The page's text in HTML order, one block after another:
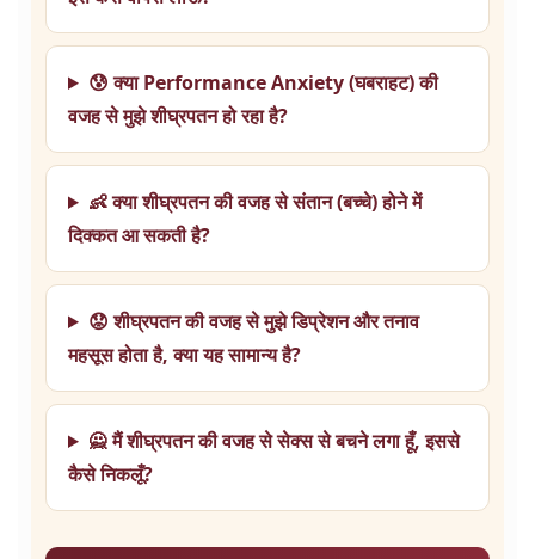
😰 क्या Performance Anxiety (घबराहट) की
वजह से मुझे शीघ्रपतन हो रहा है?
👶 क्या शीघ्रपतन की वजह से संतान (बच्चे) होने में
दिक्कत आ सकती है?
😟 शीघ्रपतन की वजह से मुझे डिप्रेशन और तनाव
महसूस होता है, क्या यह सामान्य है?
🙅 मैं शीघ्रपतन की वजह से सेक्स से बचने लगा हूँ, इससे
कैसे निकलूँ?